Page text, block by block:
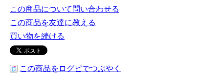
この商品について問い合わせる
この商品を友達に教える
買い物を続ける
この商品をログピでつぶやく